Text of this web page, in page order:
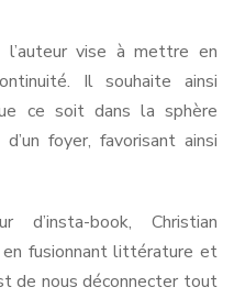
vise à mettre en
Il souhaite ainsi
ce soit dans la sphère
foyer, favorisant ainsi
book, Christian
fusionnant littérature et
de nous déconnecter tout